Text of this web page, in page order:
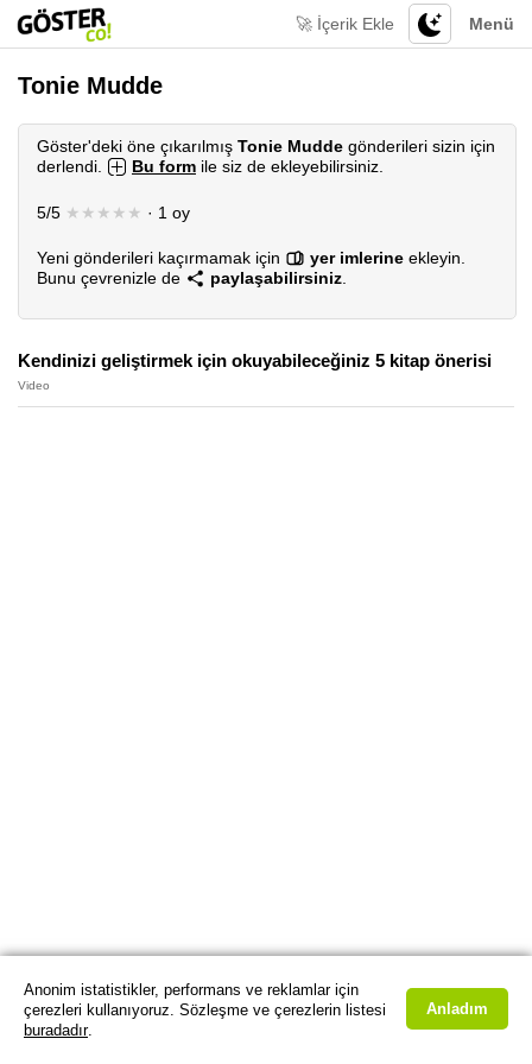
Menü
🚀 İçerik Ekle
Tonie Mudde
Göster'deki öne çıkarılmış Tonie Mudde gönderileri sizin için
derlendi.
Bu form ile siz de ekleyebilirsiniz.
5/5 ★★★★★ · 1 oy
Yeni gönderileri kaçırmamak için yer imlerine ekleyin.
Bunu çevrenizle de
paylaşabilirsiniz
Kendinizi geliştirmek için okuyabileceğiniz 5 kitap önerisi
Video
Anonim istatistikler, performans ve reklamlar için
çerezleri kullanıyoruz. Sözleşme ve çerezlerin listesi
buradadır.
Anladım